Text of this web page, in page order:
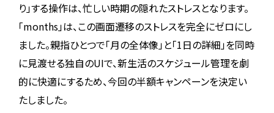
り」する操作は、忙しい時期の隠れたストレスとなります。
「months」は、この画面遷移のストレスを完全にゼロにし
ました。親指ひとつで「月の全体像」と「1日の詳細」を同時
に見渡せる独自のUIで、新生活のスケジュール管理を劇
的に快適にするため、今回の半額キャンペーンを決定い
たしました。